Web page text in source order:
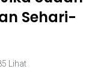
Sehari-
Lihat